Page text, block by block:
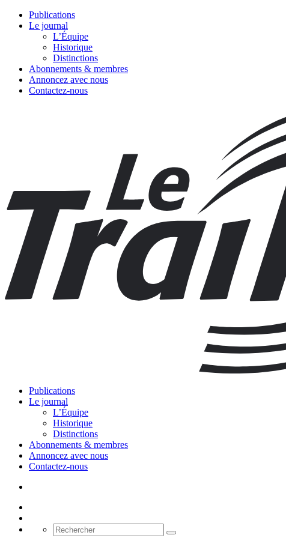
Publications
Le journal
L’Équipe
Historique
Distinctions
Abonnements & membres
Annoncez avec nous
Contactez-nous
Publications
Le journal
L’Équipe
Historique
Distinctions
Abonnements & membres
Annoncez avec nous
Contactez-nous